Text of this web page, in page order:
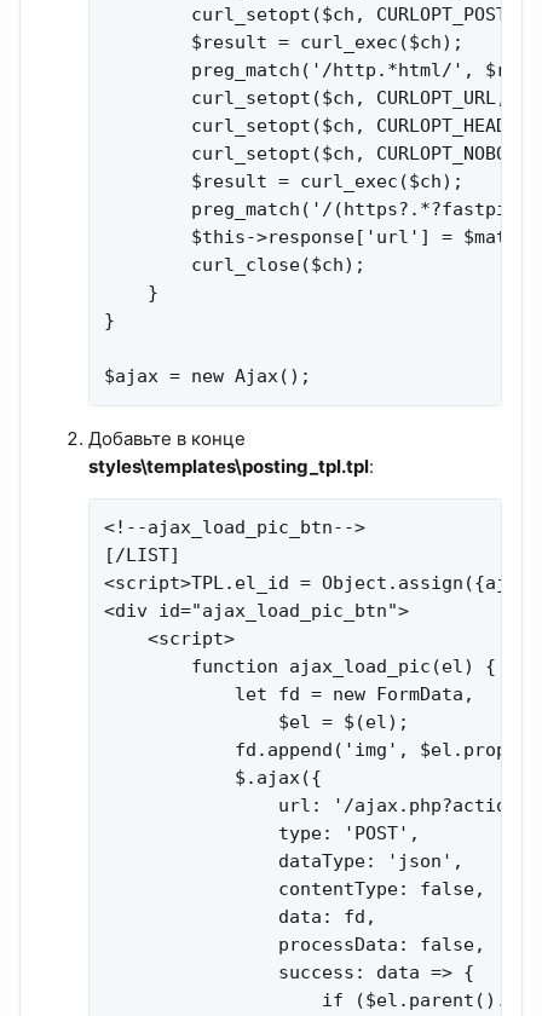
curl_setopt($ch,
        $result = curl_exec($ch);
preg_match('/http.*html/',
curl_setopt($ch, CURLOPT_URL,
curl_setopt($ch,
curl_setopt($ch,
        $result = curl_exec($ch);
preg_match('/
$this->response['url'] =
        curl_close($ch);
    }
}
$ajax = new Ajax();
Добавьте в конце
styles\templates\posting_tpl.tpl:
<!--ajax_load_pic_btn-->
[/LIST]
<script>TPL.el_id =
<div id="ajax_load_pic_btn">
    <script>
        function ajax_load_pic(el) {
            let fd = new FormData,
                $el = $(el);
fd.append('img',
            $.ajax({
url: '/
                type: 'POST',
                dataType: 'json',
                contentType: false,
                data: fd,
                processData: false,
                success: data => {
if